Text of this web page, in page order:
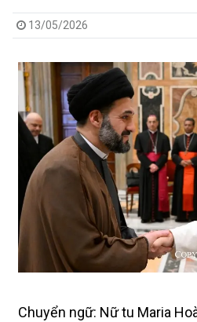
13/05/2026
Chuyển ngữ: Nữ tu Maria